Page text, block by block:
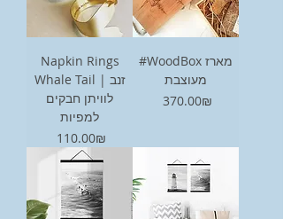
Napkin Rings
Whale Tail | זנב
לוויתן חבקים
למפיות
Price
‏110.00 ‏₪
#WoodBox מארז
מעוצבת
Price
‏370.00 ‏₪